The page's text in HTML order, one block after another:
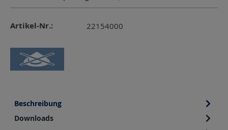
Artikel-Nr.: 22154000
Beschreibung
Downloads